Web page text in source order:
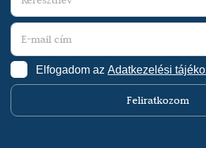
Elfogadom az Adatkezelési
Feliratkozom